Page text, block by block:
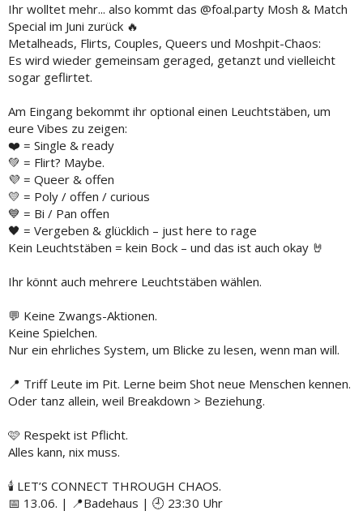
Ihr wolltet mehr... also kommt das @foal.party Mosh & Match
Special im Juni zurück 🔥
Metalheads, Flirts, Couples, Queers und Moshpit-Chaos:
Es wird wieder gemeinsam geraged, getanzt und vielleicht
sogar geflirtet.
Am Eingang bekommt ihr optional einen Leuchtstäben, um
eure Vibes zu zeigen:
❤️ = Single & ready
💚 = Flirt? Maybe.
💜 = Queer & offen
💛 = Poly / offen / curious
💙 = Bi / Pan offen
🖤 = Vergeben & glücklich – just here to rage
Kein Leuchtstäben = kein Bock – und das ist auch okay 🤘
Ihr könnt auch mehrere Leuchtstäben wählen.
💬 Keine Zwangs-Aktionen.
Keine Spielchen.
Nur ein ehrliches System, um Blicke zu lesen, wenn man will.
📍 Triff Leute im Pit. Lerne beim Shot neue Menschen kennen.
Oder tanz allein, weil Breakdown > Beziehung.
🩷 Respekt ist Pflicht.
Alles kann, nix muss.
🕯️ LET’S CONNECT THROUGH CHAOS.
📅 13.06. | 📍Badehaus | 🕘 23:30 Uhr